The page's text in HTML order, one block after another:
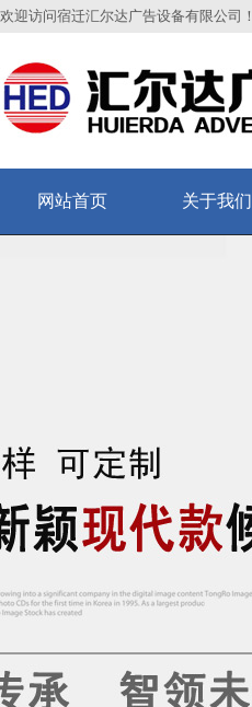
欢迎访问宿迁汇尔达广告设备有限公司！
网站首页 关于我们